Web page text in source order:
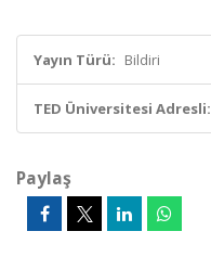
Yayın Türü: Bildiri
TED Üniversitesi Adresli:
Paylaş